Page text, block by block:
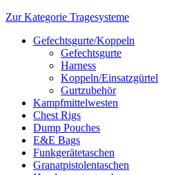
Zur Kategorie Tragesysteme
Gefechtsgurte/Koppeln
Gefechtsgurte
Harness
Koppeln/Einsatzgürtel
Gurtzubehör
Kampfmittelwesten
Chest Rigs
Dump Pouches
E&E Bags
Funkgerätetaschen
Granatpistolentaschen